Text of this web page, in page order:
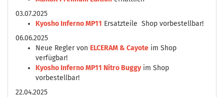
03.07.2025
Kyosho Inferno MP11 Ersatzteile Shop vorbestellbar!
06.06.2025
Neue Regler von ELCERAM & Cayote im Shop
verfügbar!
Kyosho Inferno MP11 Nitro Buggyim Shop
vorbestellbar!
22.04.2025